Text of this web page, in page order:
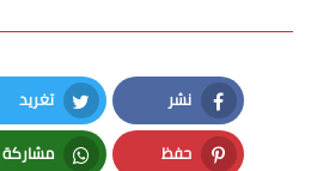
نشر
Facebook
تغريد
Twitter
حفظ مشاركة